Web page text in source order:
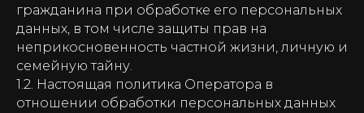
гражданина при обработке его персональных
данных, в том числе защиты прав на
неприкосновенность частной жизни, личную и
семейную тайну.
1.2. Настоящая политика Оператора в
отношении обработки персональных данных